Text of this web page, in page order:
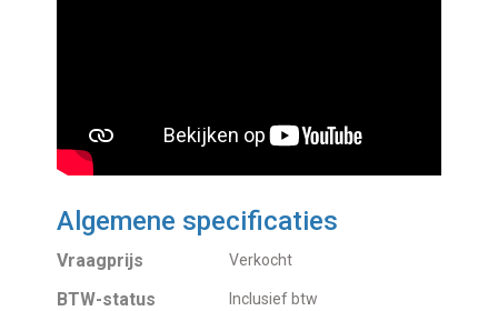
Algemene specificaties
Vraagprijs Verkocht
BTW-status Inclusief btw